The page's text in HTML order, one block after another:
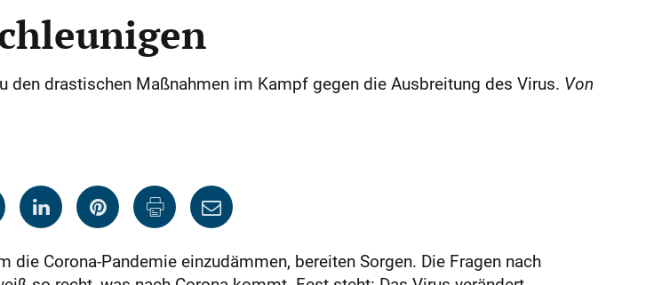
den drastischen Maßnahmen im Kampf gegen die Ausbreitung des Virus. Von
Corona-Pandemie einzudämmen, bereiten Sorgen. Die Fragen nach